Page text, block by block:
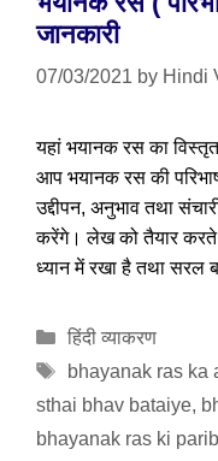
जानकारी
07/03/2021 by Hindi
यहां भयानक रस का
आप भयानक रस की
उद्दीपन, अनुभाव तथा
करेंगे। लेख को तैयार करते
ध्यान में रखा है तथा सरल
Categories
हिंदी व्याकरण
Tags
bhayanak ras ka
sthai bhav bataiye,
bhayanak ras ki